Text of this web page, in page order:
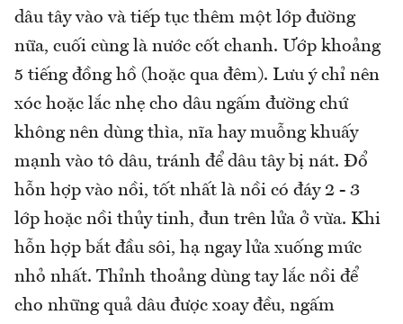
dâu tây vào và tiếp tục thêm một lớp đường
nữa, cuối cùng là nước cốt chanh. Ướp khoảng
5 tiếng đồng hồ (hoặc qua đêm). Lưu ý chỉ nên
xóc hoặc lắc nhẹ cho dâu ngấm đường chứ
không nên dùng thìa, nĩa hay muỗng khuấy
mạnh vào tô dâu, tránh để dâu tây bị nát. Đổ
hỗn hợp vào nồi, tốt nhất là nồi có đáy 2 - 3
lớp hoặc nồi thủy tinh, đun trên lửa ở vừa. Khi
hỗn hợp bắt đầu sôi, hạ ngay lửa xuống mức
nhỏ nhất. Thỉnh thoảng dùng tay lắc nồi để
cho những quả dâu được xoay đều, ngấm